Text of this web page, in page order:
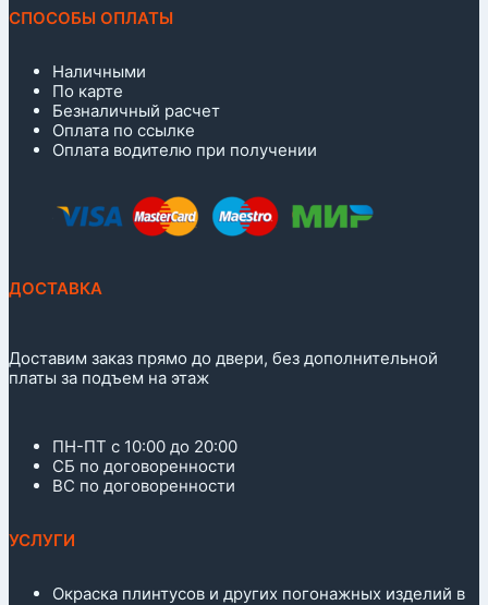
СПОСОБЫ ОПЛАТЫ
Наличными
По карте
Безналичный расчет
Оплата по ссылке
Оплата водителю при получении
ДОСТАВКА
Доставим заказ прямо до двери, без дополнительной
платы за подъем на этаж
ПН-ПТ с 10:00 до 20:00
СБ по договоренности
ВС по договоренности
УСЛУГИ
Окраска плинтусов и других погонажных изделий в